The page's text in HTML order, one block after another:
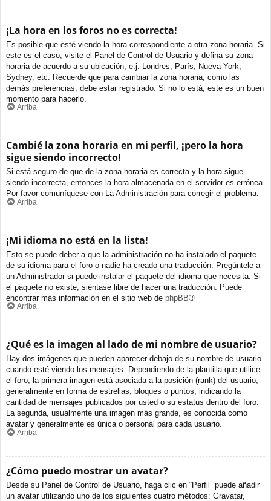
¡La hora en los foros no es correcta!
Es posible que esté viendo la hora correspondiente a otra zona horaria. Si
este es el caso, visite el Panel de Control de Usuario y defina su zona
horaria de acuerdo a su ubicación, e.j. Londres, París, Nueva York,
Sydney, etc. Recuerde que para cambiar la zona horaria, como las
demás preferencias, debe estar registrado. Si no lo está, este es un buen
momento para hacerlo.
Arriba
Cambié la zona horaria en mi perfil, ¡pero la hora
sigue siendo incorrecto!
Si está seguro de que de la zona horaria es correcta y la hora sigue
siendo incorrecta, entonces la hora almacenada en el servidor es errónea.
Por favor comuníquese con La Administración para corregir el problema.
Arriba
¡Mi idioma no está en la lista!
Esto se puede deber a que la administración no ha instalado el paquete
de su idioma para el foro o nadie ha creado una traducción. Pregúntele a
un Administrador si puede instalar el paquete del idioma que necesita. Si
el paquete no existe, siéntase libre de hacer una traducción. Puede
encontrar más información en el sitio web de phpBB®
Arriba
¿Qué es la imagen al lado de mi nombre de usuario?
Hay dos imágenes que pueden aparecer debajo de su nombre de usuario
cuando esté viendo los mensajes. Dependiendo de la plantilla que utilice
el foro, la primera imagen está asociada a la posición (rank) del usuario,
generalmente en forma de estrellas, bloques o puntos, indicando la
cantidad de mensajes publicados por usted o su estatus dentro del foro.
La segunda, usualmente una imagen más grande, es conocida como
avatar y generalmente es única o personal para cada usuario.
Arriba
¿Cómo puedo mostrar un avatar?
Desde su Panel de Control de Usuario, haga clic en “Perfil” puede añadir
un avatar utilizando uno de los siguientes cuatro métodos: Gravatar,